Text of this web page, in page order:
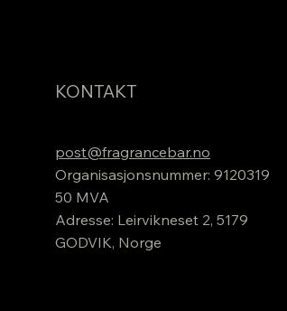
KONTAKT
post@fragrancebar.no
Organisasjonsnummer: 9120319
50 MVA
Adresse: Leirvikneset 2, 5179
GODVIK, Norge